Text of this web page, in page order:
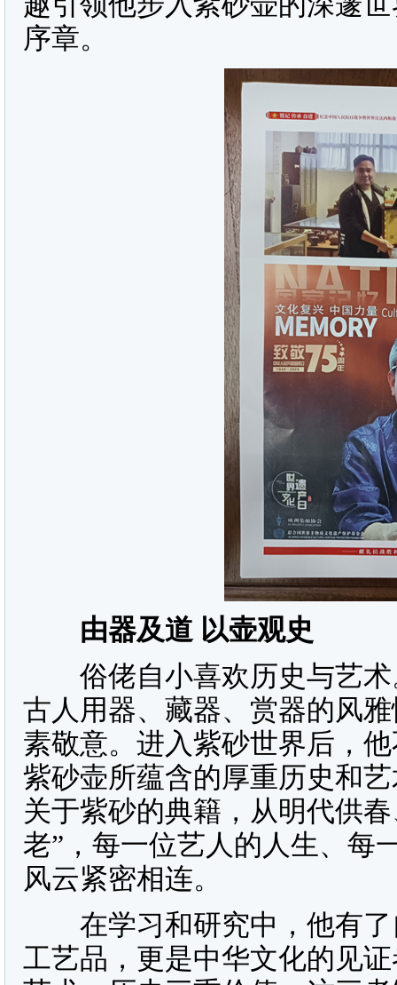
序章。
由器及道 以壶观史
俗佬自小喜欢历史与艺术
古人用器、藏器、赏器的风
素敬意。进入紫砂世界后，
紫砂壶所蕴含的厚重历史和
关于紫砂的典籍，从明代供
老”，每一位艺人的人生、每
风云紧密相连。
在学习和研究中，他有了
工艺品，更是中华文化的见